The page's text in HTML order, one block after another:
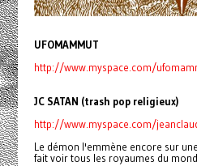
UFOMAMMUT
http://www.myspace.com/
JC SATAN (trash pop religieux)
http://www.myspace.com/
Le démon l'emmène encore sur
fait voir tous les royaumes du